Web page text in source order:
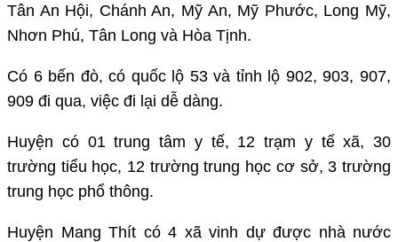
Tân An Hội, Chánh An, Mỹ An, Mỹ Phước, Long Mỹ,
Nhơn Phú, Tân Long và Hòa Tịnh.
Có 6 bến đò, có quốc lộ 53 và tỉnh lộ 902, 903, 907,
909 đi qua, việc đi lại dễ dàng.
Huyện có 01 trung tâm y tế, 12 trạm y tế xã, 30
trường tiểu học, 12 trường trung học cơ sở, 3 trường
trung học phổ thông.
Huyện Mang Thít có 4 xã vinh dự được nhà nước